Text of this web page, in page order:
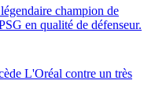
champion de
en qualité de défenseur.
L'Oréal contre un très